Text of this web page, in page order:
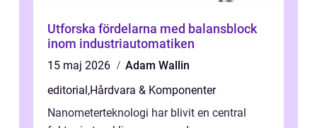
Utforska fördelarna med balansblock
inom industriautomatiken
15 maj 2026
Adam Wallin
editorial,Hårdvara & Komponenter
Nanometerteknologi har blivit en central